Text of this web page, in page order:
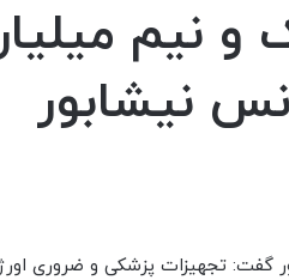
نیشابور
گفت: تجهیزات پزشکی و ضروری